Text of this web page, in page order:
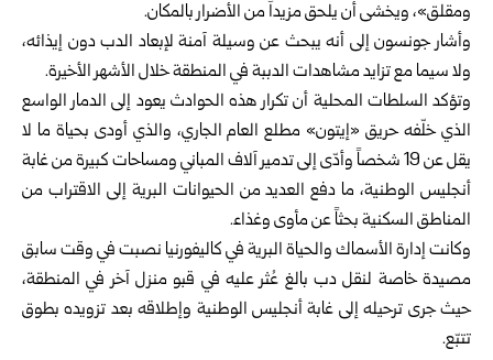
ومقلق»، ويخشى أن يلحق مزيداً من الأضرار بالمكان.
وأشار جونسون إلى أنه يبحث عن وسيلة آمنة لإبعاد الدب دون إيذائه،
ولا سيما مع تزايد مشاهدات الدببة في المنطقة خلال الأشهر الأخيرة.
وتؤكد السلطات المحلية أن تكرار هذه الحوادث يعود إلى الدمار الواسع
الذي خلّفه حريق «إيتون» مطلع العام الجاري، والذي أودى بحياة ما لا
يقل عن 19 شخصاً وأدّى إلى تدمير آلاف المباني ومساحات كبيرة من غابة
أنجليس الوطنية، ما دفع العديد من الحيوانات البرية إلى الاقتراب من
المناطق السكنية بحثاً عن مأوى وغذاء.
وكانت إدارة الأسماك والحياة البرية في كاليفورنيا نصبت في وقت سابق
مصيدة خاصة لنقل دب بالغ عُثر عليه في قبو منزل آخر في المنطقة،
حيث جرى ترحيله إلى غابة أنجليس الوطنية وإطلاقه بعد تزويده بطوق
تتبّع.